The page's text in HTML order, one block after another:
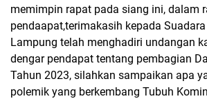
memimpin rapat pada siang ini, dalam
pendaapat,terimakasih kepada
Lampung telah menghadiri undangan
dengar pendapat tentang pembagian
Tahun 2023, silahkan sampaikan apa
polemik yang berkembang Tubuh